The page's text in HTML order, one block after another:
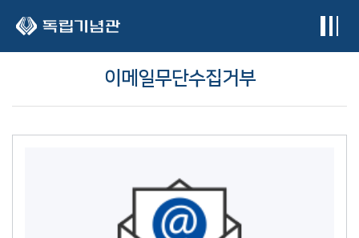
이메일무단수집거부